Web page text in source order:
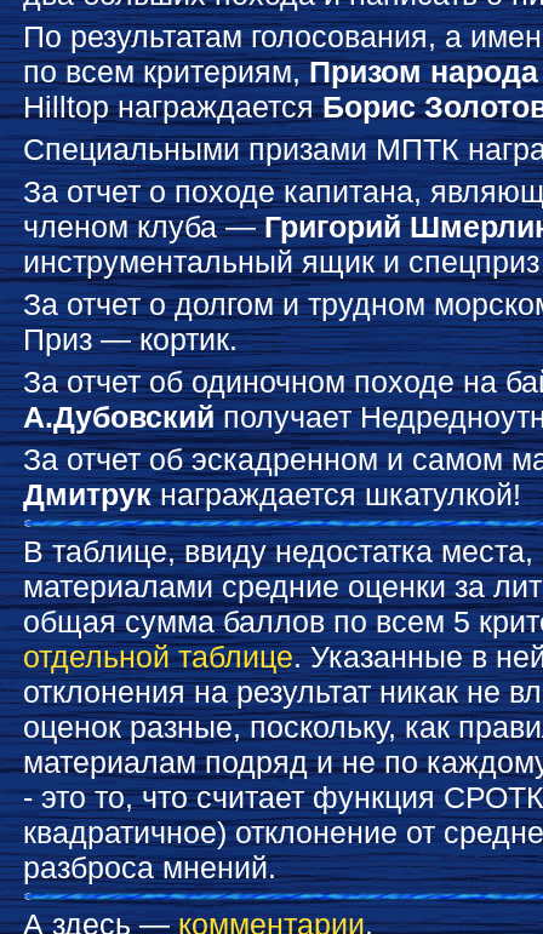
По результатам голосования, а
по всем критериям,Призом народа
Hilltop награждаетсяБорис
Специальными призами МПТК
За отчет о походе капитана,
членом клуба —Григорий
инструментальный ящик и
За отчет о долгом и трудном
Приз — кортик.
За отчет об одиночном походе на
А.Дубовскийполучает
За отчет об эскадренном и самом
Дмитрукнаграждается шкатулкой!
В таблице, ввиду недостатка
материалами средние оценки за
общая сумма баллов по всем 5
отдельной таблице. Указанные в
отклонения на результат никак не
оценок разные, поскольку, как
материалам подряд и не по
- это то, что считает функция
квадратичное) отклонение от
разброса мнений.
А здесь —комментарии.